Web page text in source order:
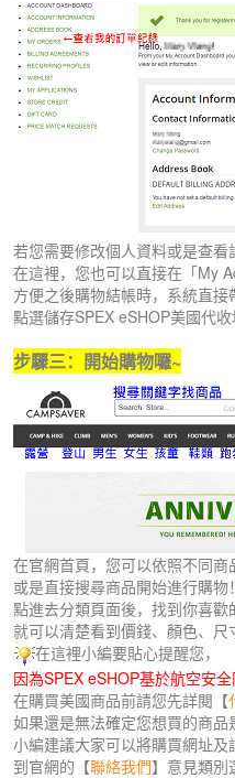
若您需要修改個人資料或是查
在這裡，您也可以直接在「My
方便之後購物結帳時，系統直
點選儲存SPEX eSHOP美國代
步驟三：開始購物囉~
在官網首頁，您可以依照不同商
或是直接搜尋商品開始進行購物！
點進去分類頁面後，找到你喜歡
就可以清楚看到價錢、顏色、尺
在這裡小編要貼心提醒您，
因為SPEX eSHOP基於航空安
在購買美國商品前請您先詳閱【
如果還是無法確定您想買的商品
小編建議大家可以將購買網址及
到官網的【聯絡我們】意見類別